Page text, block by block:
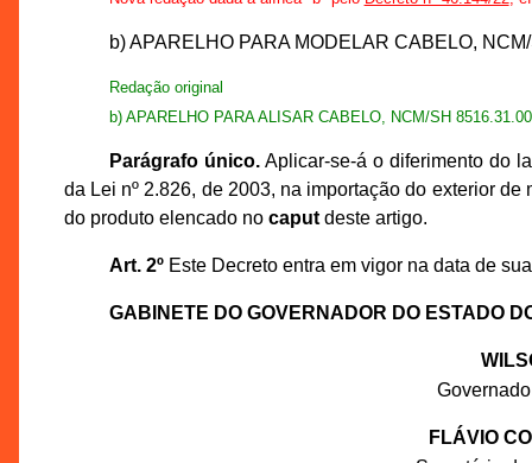
b) APARELHO PARA MODELAR CABELO,
Redação original
b) APARELHO PARA ALISAR CABELO, NCM/SH
Parágrafo único.Aplicar-se-á o diferimento do
da Lei nº 2.826, de 2003, na importação do exterior
do produto elencado no caputdeste artigo.
Art. 2ºEste Decreto entra em vigor na data de
GABINETE DO GOVERNADOR DO ESTADO
FLÁVIO